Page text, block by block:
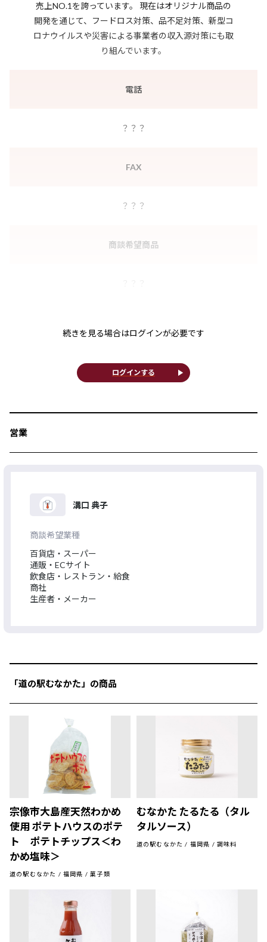
売上NO.1を誇っています。 現在はオリジナル商品の
開発を通じて、フードロス対策、品不足対策、新型コ
ロナウイルスや災害による事業者の収入源対策にも取
り組んでいます。
電話
？？？
FAX
？？？
商談希望商品
続きを見る場合はログインが必要です
ログインする play_arrow
営業
溝口 典子
商談希望業種
百貨店・スーパー
通販・ECサイト
飲食店・レストラン・給食
商社
生産者・メーカー
「道の駅むなかた」の商品
宗像市大島産天然わかめ
使用 ポテトハウスのポテ
ト ポテトチップス＜わ
かめ塩味＞
道の駅むなかた / 福岡県 / 菓子類
むなかた たるたる（タル
タルソース）
道の駅むなかた / 福岡県 / 調味料